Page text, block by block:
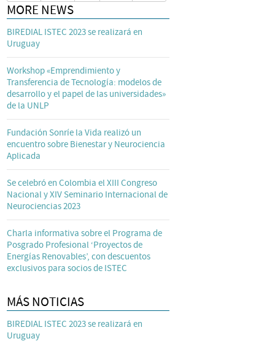
MORE NEWS
BIREDIAL ISTEC 2023 se realizará en
Uruguay
Workshop «Emprendimiento y
Transferencia de Tecnología: modelos de
desarrollo y el papel de las universidades»
de la UNLP
Fundación Sonríe la Vida realizó un
encuentro sobre Bienestar y Neurociencia
Aplicada
Se celebró en Colombia el XIII Congreso
Nacional y XIV Seminario Internacional de
Neurociencias 2023
Charla informativa sobre el Programa de
Posgrado Profesional ‘Proyectos de
Energías Renovables’, con descuentos
exclusivos para socios de ISTEC
MÁS NOTICIAS
BIREDIAL ISTEC 2023 se realizará en
Uruguay